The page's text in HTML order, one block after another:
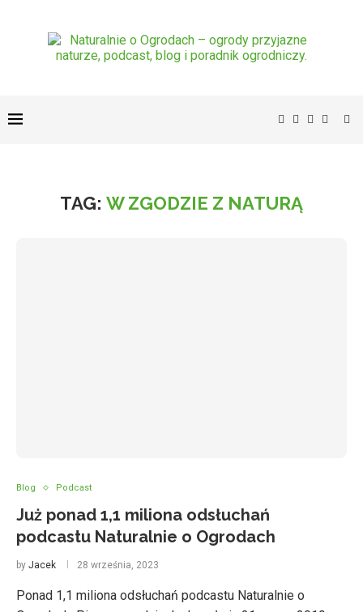
TAG: W ZGODZIE Z NATURĄ
Blog Podcast
Już ponad 1,1 miliona odsłuchań
podcastu Naturalnie o Ogrodach
by Jacek 28 września, 2023
Ponad 1,1 miliona odsłuchań podcastu Naturalnie o